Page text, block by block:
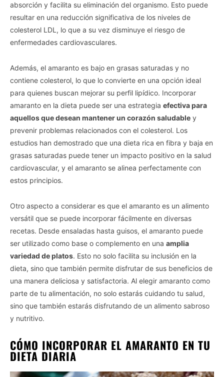
absorción y facilita su eliminación del organismo. Esto puede
resultar en una reducción significativa de los niveles de
colesterol LDL, lo que a su vez disminuye el riesgo de
enfermedades cardiovasculares.
Además, el amaranto es bajo en grasas saturadas y no
contiene colesterol, lo que lo convierte en una opción ideal
para quienes buscan mejorar su perfil lipídico. Incorporar
amaranto en la dieta puede ser una estrategia efectiva para
aquellos que desean mantener un corazón saludable y
prevenir problemas relacionados con el colesterol. Los
estudios han demostrado que una dieta rica en fibra y baja en
grasas saturadas puede tener un impacto positivo en la salud
cardiovascular, y el amaranto se alinea perfectamente con
estos principios.
Otro aspecto a considerar es que el amaranto es un alimento
versátil que se puede incorporar fácilmente en diversas
recetas. Desde ensaladas hasta guisos, el amaranto puede
ser utilizado como base o complemento en una amplia
variedad de platos. Esto no solo facilita su inclusión en la
dieta, sino que también permite disfrutar de sus beneficios de
una manera deliciosa y satisfactoria. Al elegir amaranto como
parte de tu alimentación, no solo estarás cuidando tu salud,
sino que también estarás disfrutando de un alimento sabroso
y nutritivo.
CÓMO INCORPORAR EL AMARANTO EN TU
DIETA DIARIA